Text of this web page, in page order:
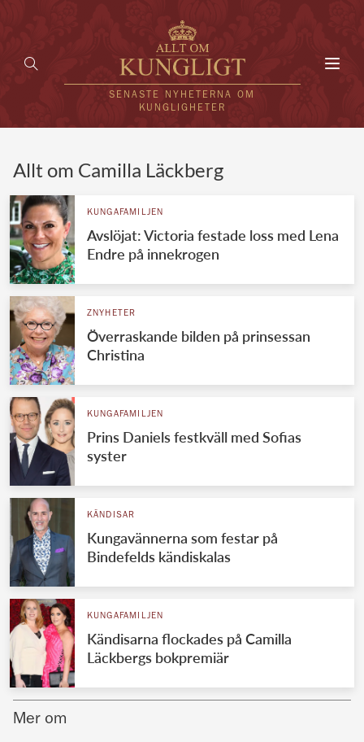
SENASTE NYHETERNA OM
KUNGLIGHETER
UTLÄNDSKT
VÄRLDENS KUNGAHUS
Svenska kungahuset
Brittiska kungahuset
Danska kungahuset
Jordanska kungahuset
Luxemburgska storhertighuset
Japanska kejsarhuset
Thailändska kungahuset
Marockanska kungahuset
Allt om Camilla Läckberg
KUNGAFAMILJEN
Avslöjat: Victoria festade loss med Lena
Endre på innekrogen
ZNYHETER
Överraskande bilden på prinsessan
Christina
KUNGAFAMILJEN
Prins Daniels festkväll med Sofias
syster
KÄNDISAR
Kungavännerna som festar på
Bindefelds kändiskalas
KUNGAFAMILJEN
Kändisarna flockades på Camilla
Läckbergs bokpremiär
Mer om